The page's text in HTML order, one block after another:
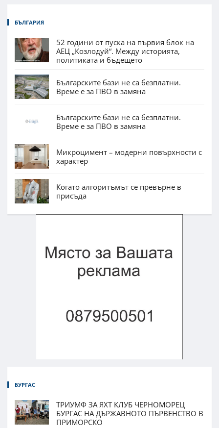
БЪЛГАРИЯ
52 години от пуска на първия блок на
АЕЦ „Козлодуй“. Между историята,
политиката и бъдещето
Българските бази не са безплатни.
Време е за ПВО в замяна
Българските бази не са безплатни.
Време е за ПВО в замяна
Микроцимент – модерни повърхности с
характер
Когато алгоритъмът се превърне в
присъда
БУРГАС
ТРИУМФ ЗА ЯХТ КЛУБ ЧЕРНОМОРЕЦ
БУРГАС НА ДЪРЖАВНОТО ПЪРВЕНСТВО В
ПРИМОРСКО